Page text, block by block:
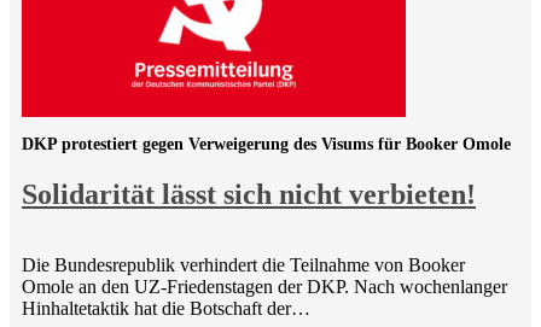
Solidarität lässt sich nicht verbieten!
DKP protestiert gegen Verweigerung des Visums für Booker Omole
Die Bundesrepublik verhindert die Teilnahme von Booker
Omole an den UZ-Friedenstagen der DKP. Nach wochenlanger
Hinhaltetaktik hat die Botschaft der…